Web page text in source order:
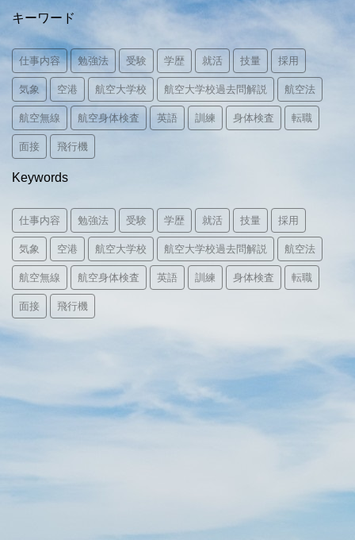
キーワード
仕事内容 勉強法 受験 学歴 就活 技量 採用
気象 空港 航空大学校 航空大学校過去問解説 航空法
航空無線 航空身体検査 英語 訓練 身体検査 転職
面接 飛行機
Keywords
仕事内容 勉強法 受験 学歴 就活 技量 採用
気象 空港 航空大学校 航空大学校過去問解説 航空法
航空無線 航空身体検査 英語 訓練 身体検査 転職
面接 飛行機